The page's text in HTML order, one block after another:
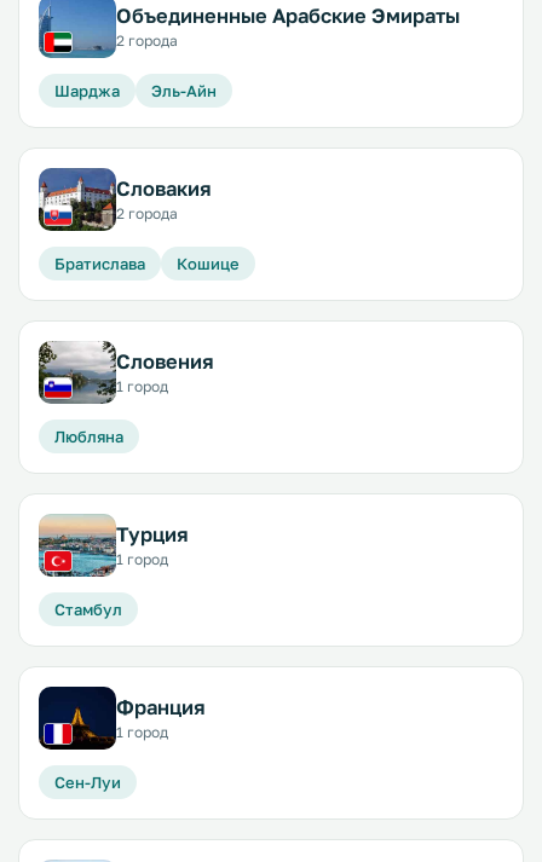
Объединенные Арабские Эмираты
2 города
Шарджа Эль-Айн
Словакия
2 города
Братислава Кошице
Словения
1 город
Любляна
Турция
1 город
Стамбул
Франция
1 город
Сен-Луи